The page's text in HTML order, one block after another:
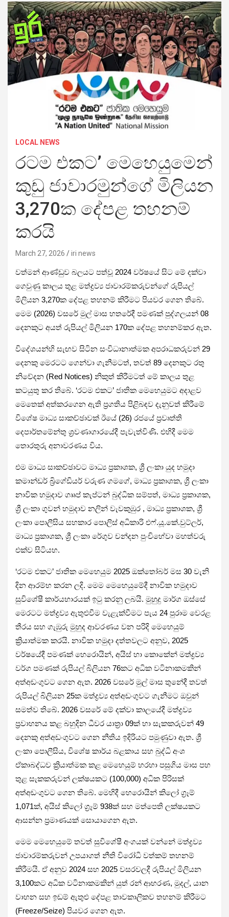
LOCAL NEWS
රටම එකට’ මෙහෙයුමෙන්
කුඩු ජාවාරමුන්ගේ මිලියන
3,270ක දේපළ තහනම්
කරයි
March 27, 2026 iri news
වත්මන් ආණ්ඩුව බලයට පත්වූ 2024 වර්ෂයේ සිට මේ දක්වා
ගෙවුණු කාලය තුළ මත්ද්‍රව්‍ය ජාවාරම්කරුවන්ගේ රුපියල්
මිලියන 3,270ක දේපළ තහනම් කිරීමට පියවර ගෙන තිබේ.
මෙම (2026) වසරේ මුල් මාස හතරේදී පමණක් පුද්ගලයන් 08
දෙනකුට අයත් රුපියල් මිලියන 170ක දේපළ තහනම්කර ඇත.
විදේශයන්හි සැඟව සිටින සංවිධානාත්මක අපරාධකරුවන් 29
දෙනකු මෙරටට ගෙන්වා ගැනීමටත්, තවත් 89 දෙනකුට රතු
නිවේදන (Red Notices) නිකුත් කිරීමටත් මේ කාලය තුළ
කටයුතු කර තිබේ. ‘රටම එකට’ ජාතික මෙහෙයුමට අදාළව
මෙතෙක් අත්කරගෙන ඇති ප්‍රගතිය පිළිබඳව දැනුවත් කිරීමේ
විශේෂ මාධ්‍ය සාකච්ඡාවක් ඊයේ (26) රජයේ ප්‍රවෘත්ති
දෙපාර්තමේන්තු ශ්‍රවණාගාරයේදී පැවැත්විණි. එහිදී මෙම
තොරතුරු අනාවරණය විය.
එම මාධ්‍ය සාකච්ඡාවට මාධ්‍ය ප්‍රකාශක, ශ්‍රී ලංකා යුද හමුදා
කමාන්ඩර් බ්‍රිගේඩියර් වරුණ ගමගේ, මාධ්‍ය ප්‍රකාශක, ශ්‍රී ලංකා
නාවික හමුදාව ගෲප් කැප්ටන් බුද්ධික සම්පත්, මාධ්‍ය ප්‍රකාශක,
ශ්‍රී ලංකා ගුවන් හමුදාව නලින් වැවකුඹුර , මාධ්‍ය ප්‍රකාශක, ශ්‍රී
ලංකා පොලීසිය සහකාර පොලිස් අධිකාරි එෆ්.යූ.කේ.වුට්ලර්,
මාධ්‍ය ප්‍රකාශක, ශ්‍රී ලංකා රේගුව චන්දන පුංචිහේවා මහත්වරු
එක්ව සිටියහ.
‘රටම එකට’ ජාතික මෙහෙයුම 2025 ඔක්තෝබර් මස 30 වැනි
දින ආරම්භ කරන ලදි. මෙම මෙහෙයුමේදී නාවික හමුදාව
සුවිශේෂී කාර්යභාරයක් ඉටු කරනු ලබයි. මුහුදු මාර්ග ඔස්සේ
මෙරටට මත්ද්‍රව්‍ය ඇතුළුවීම වැළැක්වීමට පැය 24 පුරාම වෙරළ
තීරය සහ ගැඹුරු මුහුද ආවරණය වන පරිදි මෙහෙයුම්
ක්‍රියාත්මක කරයි. නාවික හමුදා දත්තවලට අනුව, 2025
වර්ෂයේදී පමණක් හෙරොයින්, අයිස් හා කොකේන් මත්ද්‍රව්‍ය
වර්ග පමණක් රුපියල් බිලියන 76කට අධික වටිනාකමකින්
අත්අඩංගුවට ගෙන ඇත. 2026 වසරේ මුල් මාස තුනේදී තවත්
රුපියල් බිලියන 25ක මත්ද්‍රව්‍ය අත්අඩංගුවට ගැනීමට ඔවුන්
සමත්ව තිබේ. 2026 වසරේ මේ දක්වා කාලයේදී මත්ද්‍රව්‍ය
ප්‍රවාහනය කළ බහුදින ධීවර යාත්‍රා 09ක් හා සැකකරුවන් 49
දෙනකු අත්අඩංගුවට ගෙන නීතිය ඉදිරියට පමුණුවා ඇත. ශ්‍රී
ලංකා පොලීසිය, විශේෂ කාර්ය බළකාය සහ බුද්ධි අංශ
ඒකාබද්ධව ක්‍රියාත්මක කළ මෙහෙයුම් හරහා පසුගිය මාස පහ
තුළ සැකකරුවන් ලක්ෂයකට (100,000) අධික පිරිසක්
අත්අඩංගුවට ගෙන තිබේ. මෙහිදී හෙරොයින් කිලෝ ග්‍රෑම්
1,071ක්, අයිස් කිලෝ ග්‍රෑම් 938ක් සහ මත්පෙති ලක්ෂයකට
ආසන්න ප්‍රමාණයක් සොයාගෙන ඇත.
මෙම මෙහෙයුමේ තවත් සුවිශේෂී අංගයක් වන්නේ මත්ද්‍රව්‍ය
ජාවාරම්කරුවන් උපයාගත් නීති විරෝධි වත්කම් තහනම්
කිරීමයි. ඒ අනුව 2024 සහ 2025 වසරවලදී රුපියල් මිලියන
3,100කට අධික වටිනාකමකින් යුත් රන් ආභරණ, මුදල්, යාන
වාහන සහ ඉඩම් ඇතුළු දේපළ තාවකාලිකව තහනම් කිරීමට
(Freeze/Seize) පියවර ගෙන ඇත.